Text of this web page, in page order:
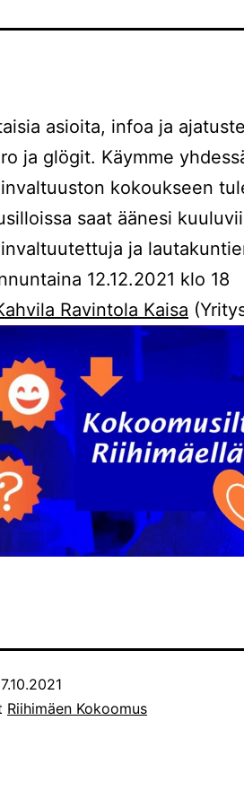
asioita, infoa ja
ja glögit. Käymme
kokoukseen
saat äänesi
ja
12.12.2021 klo 18
Ravintola Kaisa
Riihimäen Kokoomus